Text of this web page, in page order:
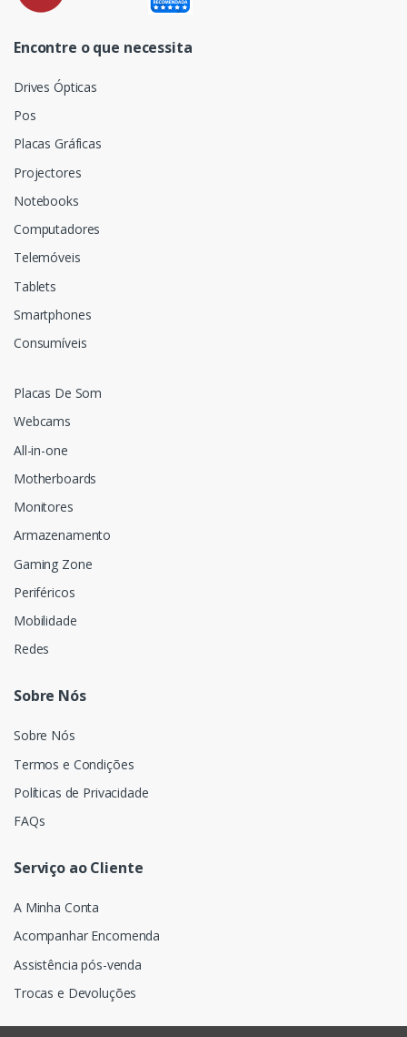
Encontre o que necessita
Drives Ópticas
Pos
Placas Gráficas
Projectores
Notebooks
Computadores
Telemóveis
Tablets
Smartphones
Consumíveis
Placas De Som
Webcams
All-in-one
Motherboards
Monitores
Armazenamento
Gaming Zone
Periféricos
Mobilidade
Redes
Sobre Nós
Sobre Nós
Termos e Condições
Políticas de Privacidade
FAQs
Serviço ao Cliente
A Minha Conta
Acompanhar Encomenda
Assistência pós-venda
Trocas e Devoluções